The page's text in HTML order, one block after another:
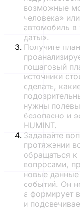
возможные
человека»
автомобиль в
даты».
Получите
пошаговый
источники
сделать,
нужны
безопасно и
HUMINT.
Задавайте
протяжении
обращаться
вопросами,
новые данные
событий. Он
а формирует
и